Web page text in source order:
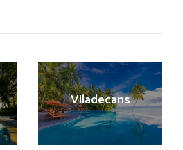
Viladecans